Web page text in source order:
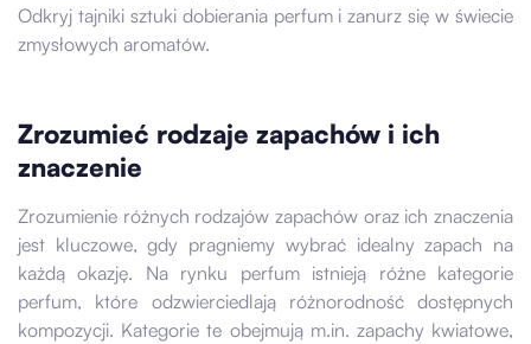
Odkryj tajniki sztuki dobierania perfum i zanurz się w świecie
zmysłowych aromatów.
Zrozumieć rodzaje zapachów i ich
znaczenie
Zrozumienie różnych rodzajów zapachów oraz ich znaczenia
jest kluczowe, gdy pragniemy wybrać idealny zapach na
każdą okazję. Na rynku perfum istnieją różne kategorie
perfum, które odzwierciedlają różnorodność dostępnych
kompozycji. Kategorie te obejmują m.in. zapachy kwiatowe,